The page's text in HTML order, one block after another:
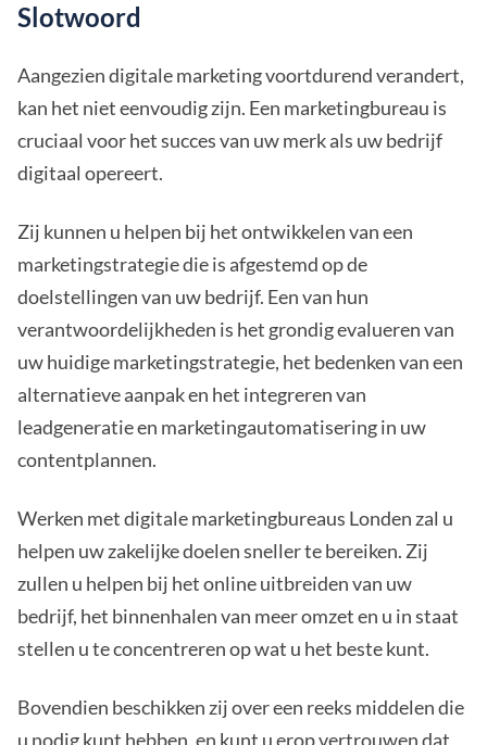
Slotwoord
Aangezien digitale marketing voortdurend verandert,
kan het niet eenvoudig zijn. Een marketingbureau is
cruciaal voor het succes van uw merk als uw bedrijf
digitaal opereert.
Zij kunnen u helpen bij het ontwikkelen van een
marketingstrategie die is afgestemd op de
doelstellingen van uw bedrijf. Een van hun
verantwoordelijkheden is het grondig evalueren van
uw huidige marketingstrategie, het bedenken van een
alternatieve aanpak en het integreren van
leadgeneratie en marketingautomatisering in uw
contentplannen.
Werken met digitale marketingbureaus Londen zal u
helpen uw zakelijke doelen sneller te bereiken. Zij
zullen u helpen bij het online uitbreiden van uw
bedrijf, het binnenhalen van meer omzet en u in staat
stellen u te concentreren op wat u het beste kunt.
Bovendien beschikken zij over een reeks middelen die
u nodig kunt hebben, en kunt u erop vertrouwen dat